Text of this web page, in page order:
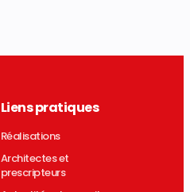
Liens pratiques
Réalisations
Architectes et
prescripteurs